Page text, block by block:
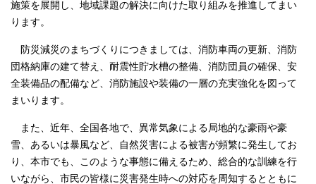
施策を展開し、地域課題の解決に向けた取り組みを推進してまい
ります。
防災減災のまちづくりにつきましては、消防車両の更新、消防
団格納庫の建て替え、耐震性貯水槽の整備、消防団員の確保、安
全装備品の配備など、消防施設や装備の一層の充実強化を図って
まいります。
また、近年、全国各地で、異常気象による局地的な豪雨や豪
雪、あるいは暴風など、自然災害による被害が頻繁に発生してお
り、本市でも、このような事態に備えるため、総合的な訓練を行
いながら、市民の皆様に災害発生時への対応を周知するとともに